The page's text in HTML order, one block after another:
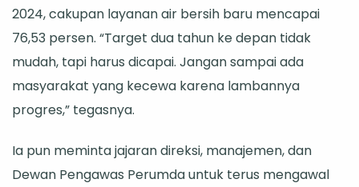
2024, cakupan layanan air bersih baru mencapai
76,53 persen. “Target dua tahun ke depan tidak
mudah, tapi harus dicapai. Jangan sampai ada
masyarakat yang kecewa karena lambannya
progres,” tegasnya.
Ia pun meminta jajaran direksi, manajemen, dan
Dewan Pengawas Perumda untuk terus mengawal